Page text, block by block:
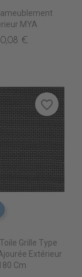
MYA
€
ROUGE
DB0224 CIEL
Toile Grille Type
Extérieur
Cm
favorite_border